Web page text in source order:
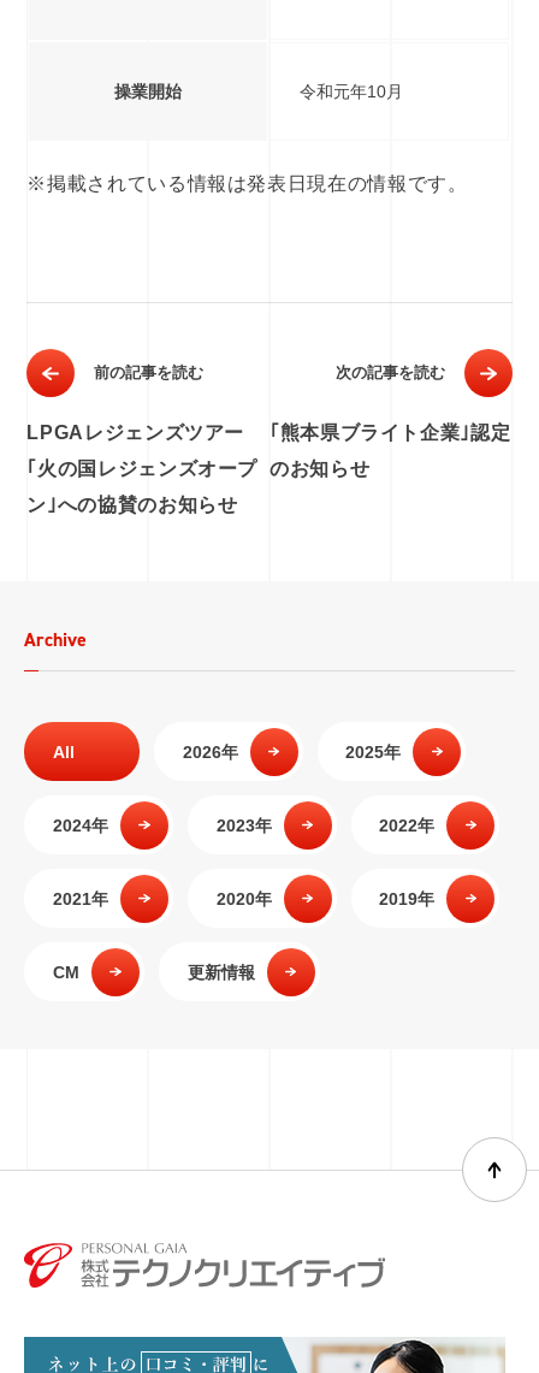
操業開始 令和元年10月
※掲載されている情報は発表日現在の情報です。
前の記事を読む
LPGAレジェンズツアー
｢火の国レジェンズオープ
ン｣への協賛のお知らせ
次の記事を読む
｢熊本県ブライト企業｣認定
のお知らせ
Archive
All 2026年 2025年
2024年 2023年 2022年
2021年 2020年 2019年
CM 更新情報